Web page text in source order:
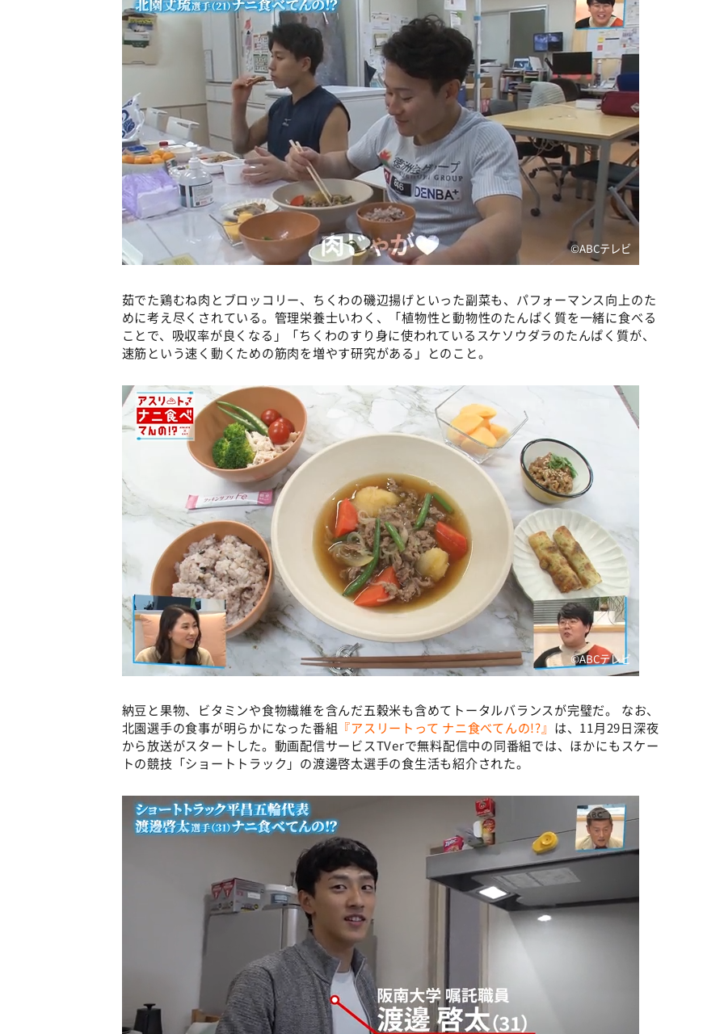
©️ABCテレビ
茹でた鶏むね肉とブロッコリー、ちくわの磯辺揚げといった副菜も、パフォーマンス向上のた
めに考え尽くされている。管理栄養士いわく、「植物性と動物性のたんぱく質を一緒に食べる
ことで、吸収率が良くなる」「ちくわのすり身に使われているスケソウダラのたんぱく質が、
速筋という速く動くための筋肉を増やす研究がある」とのこと。
©️ABCテレビ
納豆と果物、ビタミンや食物繊維を含んだ五穀米も含めてトータルバランスが完璧だ。 なお、
北園選手の食事が明らかになった番組 『アスリートって ナニ食べてんの!?』 は、11月29日深夜
から放送がスタートした。動画配信サービスTVerで無料配信中の同番組では、ほかにもスケー
トの競技「ショートトラック」の渡邊啓太選手の食生活も紹介された。